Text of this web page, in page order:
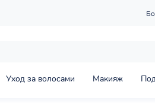
Уход за волосами Макияж